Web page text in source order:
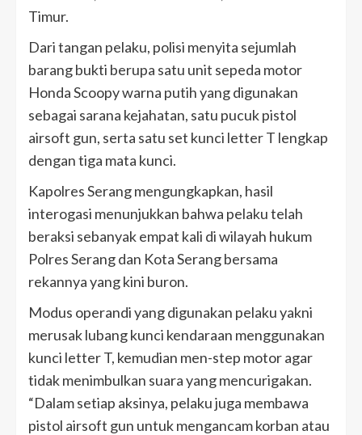
Timur.
Dari tangan pelaku, polisi menyita sejumlah
barang bukti berupa satu unit sepeda motor
Honda Scoopy warna putih yang digunakan
sebagai sarana kejahatan, satu pucuk pistol
airsoft gun, serta satu set kunci letter T lengkap
dengan tiga mata kunci.
Kapolres Serang mengungkapkan, hasil
interogasi menunjukkan bahwa pelaku telah
beraksi sebanyak empat kali di wilayah hukum
Polres Serang dan Kota Serang bersama
rekannya yang kini buron.
Modus operandi yang digunakan pelaku yakni
merusak lubang kunci kendaraan menggunakan
kunci letter T, kemudian men-step motor agar
tidak menimbulkan suara yang mencurigakan.
“Dalam setiap aksinya, pelaku juga membawa
pistol airsoft gun untuk mengancam korban atau